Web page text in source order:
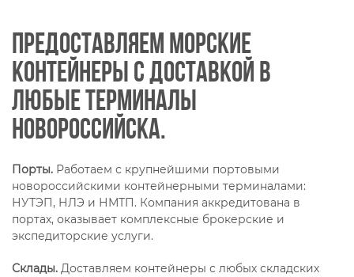
Предоставляем морские
контейнеры с доставкой в
любые терминалы
Новороссийска.
Порты. Работаем с крупнейшими портовыми
новороссийскими контейнерными терминалами:
НУТЭП, НЛЭ и НМТП. Компания аккредитована в
портах, оказывает комплексные брокерские и
экспедиторские услуги.
Склады. Доставляем контейнеры с любых складских